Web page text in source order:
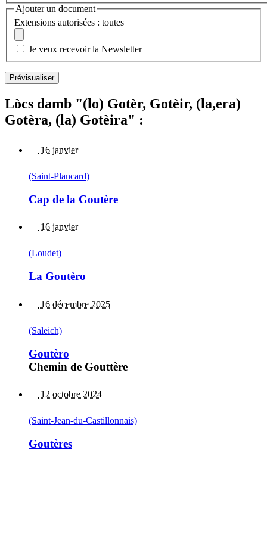
Ajouter un document
Extensions autorisées : toutes
Je veux recevoir la Newsletter
Lòcs damb "(lo) Gotèr, Gotèir, (la,era)
Gotèra, (la) Gotèira" :
16 janvier
(Saint-Plancard)
Cap de la Goutère
16 janvier
(Loudet)
La Goutèro
16 décembre 2025
(Saleich)
Goutèro
Chemin de Gouttère
12 octobre 2024
(Saint-Jean-du-Castillonnais)
Goutères